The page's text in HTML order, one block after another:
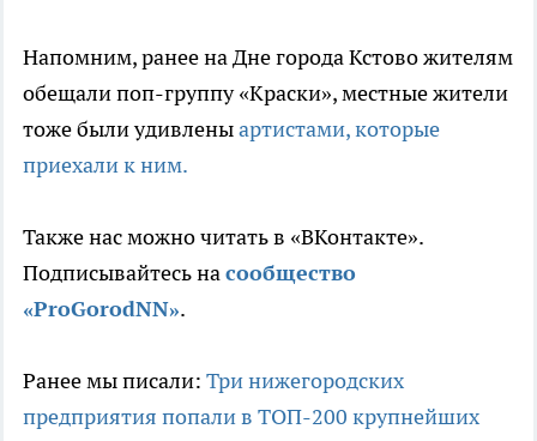
Напомним, ранее на Дне города Кстово жителям
обещали поп-группу «Краски», местные жители
тоже были удивленыартистами, которые
приехали к ним.
Также нас можно читать в «ВКонтакте».
Подписывайтесь насообщество
«ProGorodNN».
Ранее мы писали: Три нижегородских
предприятия попали в ТОП-200 крупнейших